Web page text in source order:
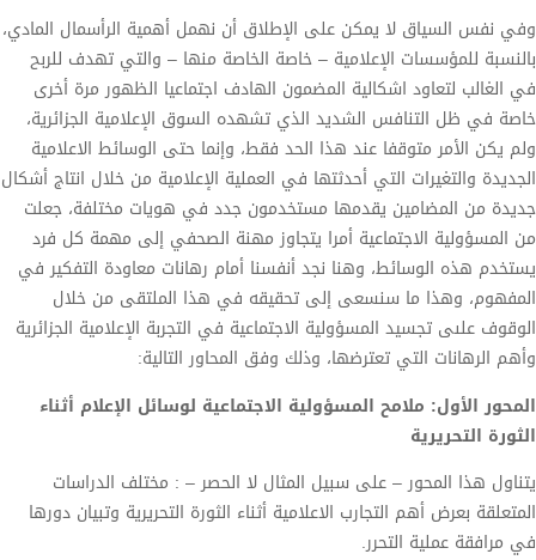
وفي نفس السياق لا يمكن على الإطلاق أن نهمل أهمية الرأسمال المادي،
بالنسبة للمؤسسات الإعلامية – خاصة الخاصة منها – والتي تهدف للربح
في الغالب لتعاود اشكالية المضمون الهادف اجتماعيا الظهور مرة أخرى
خاصة في ظل التنافس الشديد الذي تشهده السوق الإعلامية الجزائرية،
ولم يكن الأمر متوقفا عند هذا الحد فقط، وإنما حتى الوسائط الاعلامية
الجديدة والتغيرات التي أحدثتها في العملية الإعلامية من خلال انتاج أشكال
جديدة من المضامين يقدمها مستخدمون جدد في هويات مختلفة، جعلت
من المسؤولية الاجتماعية أمرا يتجاوز مهنة الصحفي إلى مهمة كل فرد
يستخدم هذه الوسائط، وهنا نجد أنفسنا أمام رهانات معاودة التفكير في
المفهوم، وهذا ما سنسعى إلى تحقيقه في هذا الملتقى من خلال
الوقوف علىى تجسيد المسؤولية الاجتماعية في التجربة الإعلامية الجزائرية
وأهم الرهانات التي تعترضها، وذلك وفق المحاور التالية:
المحور الأول: ملامح المسؤولية الاجتماعية لوسائل الإعلام أثناء
الثورة التحريرية
يتناول هذا المحور – على سبيل المثال لا الحصر – : مختلف الدراسات
المتعلقة بعرض أهم التجارب الاعلامية أثناء الثورة التحريرية وتبيان دورها
في مرافقة عملية التحرر.